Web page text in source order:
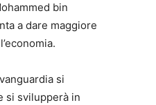
bin
a dare maggiore
si
si svilupperà in